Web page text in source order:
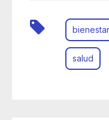
bienestar
salud